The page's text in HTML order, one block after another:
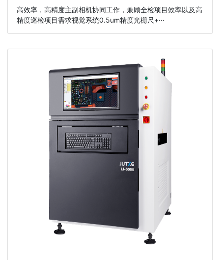
高效率，高精度主副相机协同工作，兼顾全检项目效率以及高
精度巡检项目需求视觉系统0.5um精度光栅尺+···